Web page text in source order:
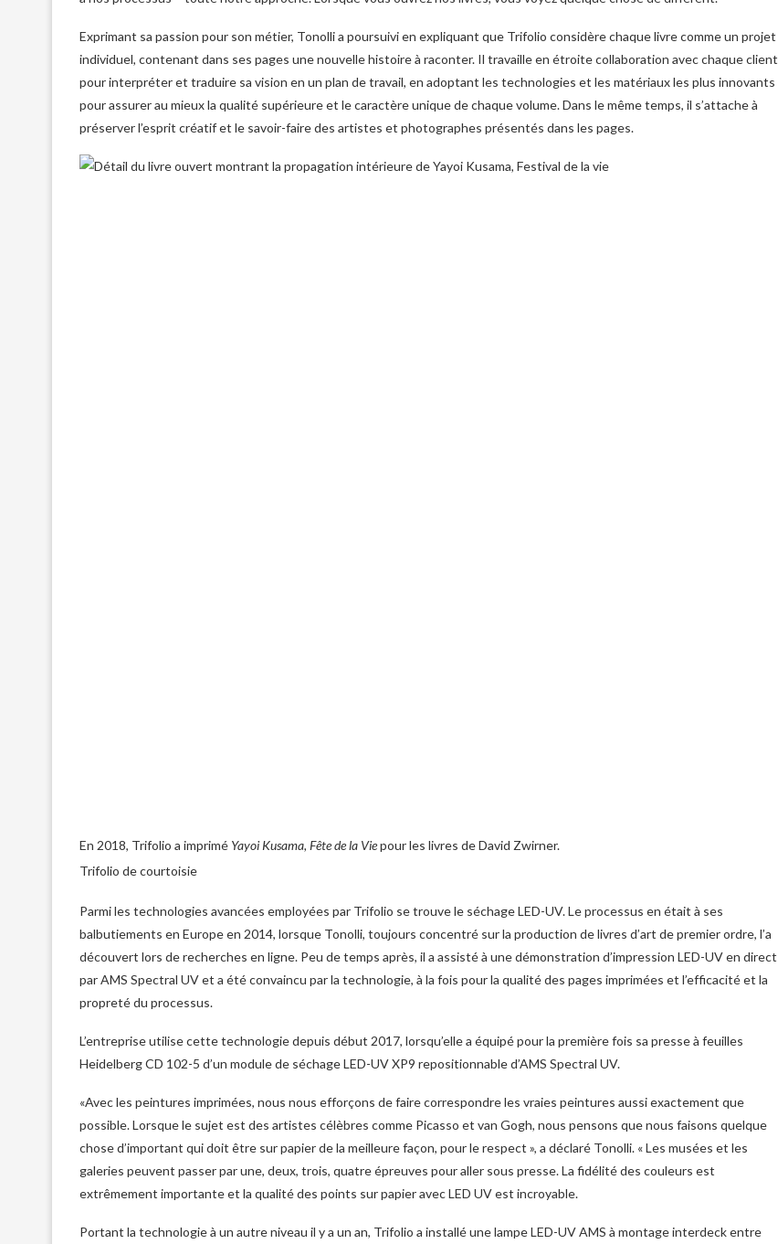
Exprimant sa passion pour son métier, Tonolli a poursuivi en expliquant que Trifolio considère chaque livre comme un projet
individuel, contenant dans ses pages une nouvelle histoire à raconter. Il travaille en étroite collaboration avec chaque client
pour interpréter et traduire sa vision en un plan de travail, en adoptant les technologies et les matériaux les plus innovants
pour assurer au mieux la qualité supérieure et le caractère unique de chaque volume. Dans le même temps, il s’attache à
préserver l’esprit créatif et le savoir-faire des artistes et photographes présentés dans les pages.
En 2018, Trifolio a imprimé Yayoi Kusama, Fête de la Viepour les livres de David Zwirner.
Trifolio de courtoisie
Parmi les technologies avancées employées par Trifolio se trouve le séchage LED-UV. Le processus en était à ses
balbutiements en Europe en 2014, lorsque Tonolli, toujours concentré sur la production de livres d’art de premier ordre, l’a
découvert lors de recherches en ligne. Peu de temps après, il a assisté à une démonstration d’impression LED-UV en direct
par AMS Spectral UV et a été convaincu par la technologie, à la fois pour la qualité des pages imprimées et l’efficacité et la
propreté du processus.
L’entreprise utilise cette technologie depuis début 2017, lorsqu’elle a équipé pour la première fois sa presse à feuilles
Heidelberg CD 102-5 d’un module de séchage LED-UV XP9 repositionnable d’AMS Spectral UV.
«Avec les peintures imprimées, nous nous efforçons de faire correspondre les vraies peintures aussi exactement que
possible. Lorsque le sujet est des artistes célèbres comme Picasso et van Gogh, nous pensons que nous faisons quelque
chose d’important qui doit être sur papier de la meilleure façon, pour le respect », a déclaré Tonolli. « Les musées et les
galeries peuvent passer par une, deux, trois, quatre épreuves pour aller sous presse. La fidélité des couleurs est
extrêmement importante et la qualité des points sur papier avec LED UV est incroyable.
Portant la technologie à un autre niveau il y a un an, Trifolio a installé une lampe LED-UV AMS à montage interdeck entre